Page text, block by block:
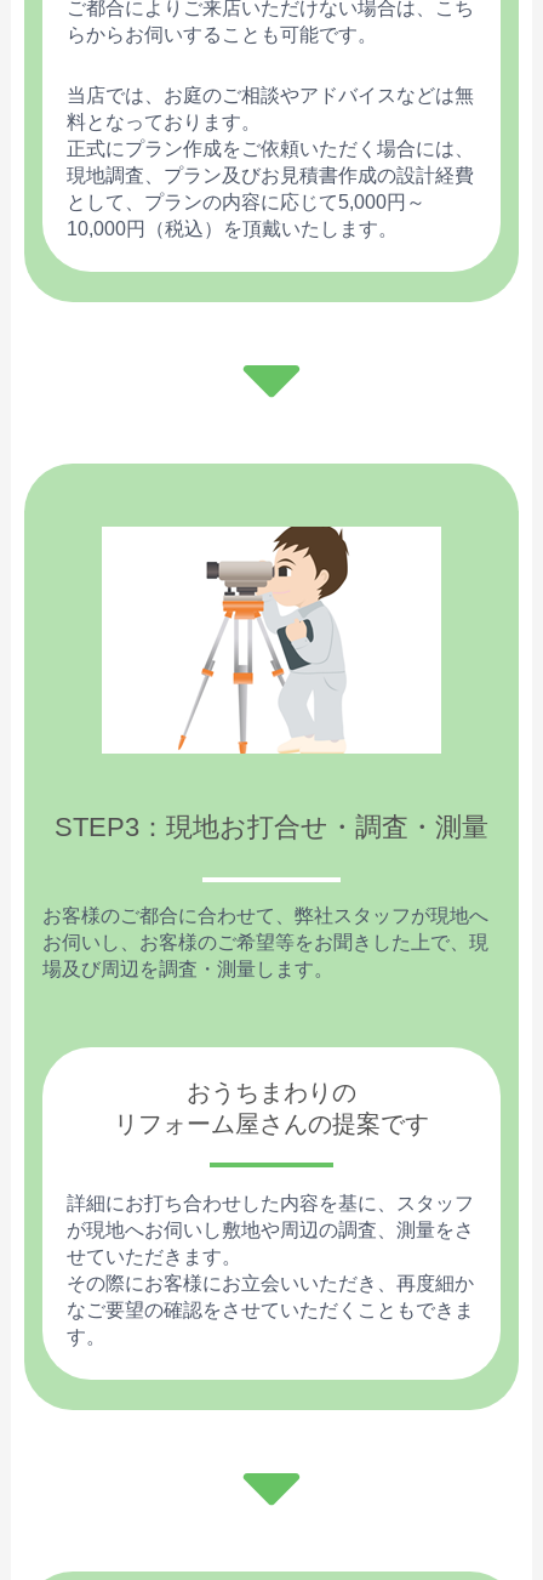
ご都合によりご来店いただけない場合は、こち
らからお伺いすることも可能です。
当店では、お庭のご相談やアドバイスなどは無
料となっております。
正式にプラン作成をご依頼いただく場合には、
現地調査、プラン及びお見積書作成の設計経費
として、プランの内容に応じて5,000円～
10,000円（税込）を頂戴いたします。
STEP3：現地お打合せ・調査・測量
お客様のご都合に合わせて、弊社スタッフが現地へ
お伺いし、お客様のご希望等をお聞きした上で、現
場及び周辺を調査・測量します。
おうちまわりの
リフォーム屋さんの提案です
詳細にお打ち合わせした内容を基に、スタッフ
が現地へお伺いし敷地や周辺の調査、測量をさ
せていただきます。
その際にお客様にお立会いいただき、再度細か
なご要望の確認をさせていただくこともできま
す。